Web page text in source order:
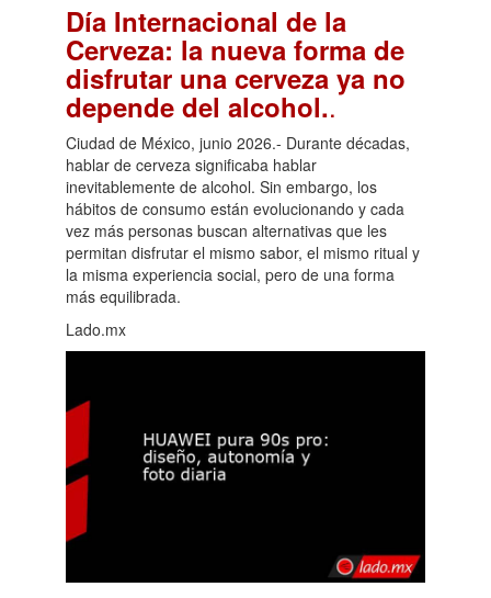
Día Internacional de la
Cerveza: la nueva forma de
disfrutar una cerveza ya no
depende del alcohol..
Ciudad de México, junio 2026.- Durante décadas,
hablar de cerveza significaba hablar
inevitablemente de alcohol. Sin embargo, los
hábitos de consumo están evolucionando y cada
vez más personas buscan alternativas que les
permitan disfrutar el mismo sabor, el mismo ritual y
la misma experiencia social, pero de una forma
más equilibrada.
Lado.mx